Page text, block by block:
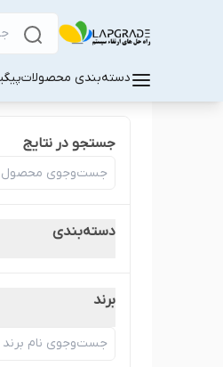
دسته‌بندی محصولات
جستجو در نتایج
دسته‌بندی
برند